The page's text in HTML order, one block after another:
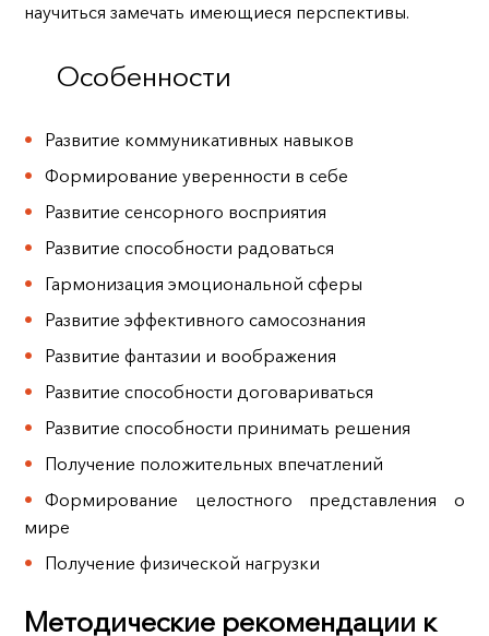
научиться замечать имеющиеся перспективы.
Особенности
Развитие коммуникативных навыков
Формирование уверенности в себе
Развитие сенсорного восприятия
Развитие способности радоваться
Гармонизация эмоциональной сферы
Развитие эффективного самосознания
Развитие фантазии и воображения
Развитие способности договариваться
Развитие способности принимать решения
Получение положительных впечатлений
Формирование целостного представления о
мире
Получение физической нагрузки
Методические рекомендации к